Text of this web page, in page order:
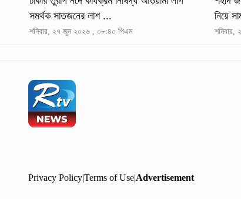
সমর্থক সাতজনের লাশ ...
শনিবার, ২৭ জুন ২০২৬ , ০৮:৪০ পিএম
নিয়ে
Privacy Policy|Terms of Use|Advertisement